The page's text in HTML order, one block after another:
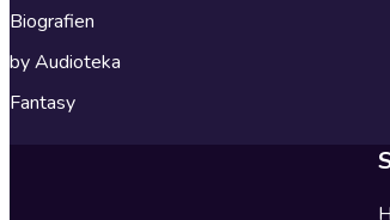
Biografien
by Audioteka
Fantasy